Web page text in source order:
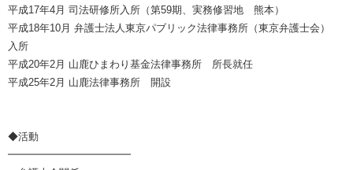
平成17年4月 司法研修所入所（第59期、実務修習地 熊本）
平成18年10月 弁護士法人東京パブリック法律事務所（東京弁護士会）
入所
平成20年2月 山鹿ひまわり基金法律事務所 所長就任
平成25年2月 山鹿法律事務所 開設
◆活動
━━━━━━━━━━━━